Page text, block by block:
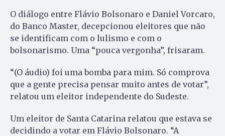
O diálogo entre Flávio Bolsonaro e Daniel Vorcaro,
do Banco Master, decepcionou eleitores que não
se identificam com o lulismo e com o
bolsonarismo. Uma “pouca vergonha”, frisaram.
“(O áudio) foi uma bomba para mim. Só comprova
que a gente precisa pensar muito antes de votar”,
relatou um eleitor independente do Sudeste.
Um eleitor de Santa Catarina relatou que estava se
decidindo a votar em Flávio Bolsonaro. “A